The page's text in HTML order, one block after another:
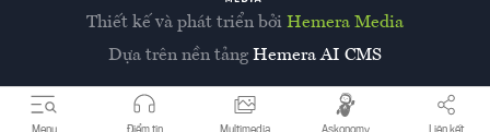
Menu Điểm tin Multimedia Askonomy Liên kết
Thiết kế và phát triển bởi Hemera Media
Dựa trên nền tảng Hemera AI CMS